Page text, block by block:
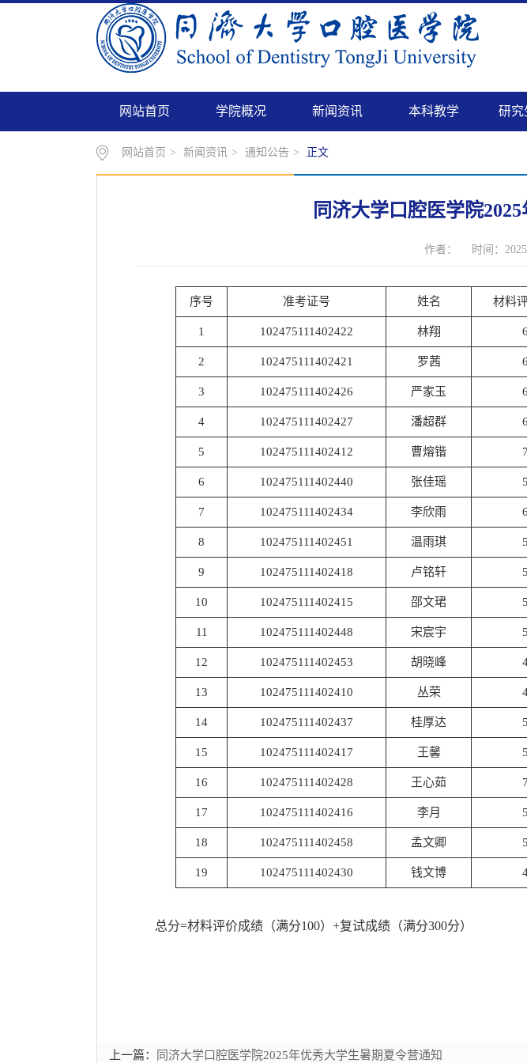
网站首页 学院概况 新闻资讯 本科教学 研究
网站首页 > 新闻资讯 > 通知公告 > 正文
同济大学口腔医学院
作者： 时间：
序号 准考证号 姓名 材料
1 102475111402422 林翔
2 102475111402421 罗茜
3 102475111402426 严家玉
4 102475111402427 潘超群
5 102475111402412 曹熔锴
6 102475111402440 张佳瑶
7 102475111402434 李欣雨
8 102475111402451 温雨琪
9 102475111402418 卢铭轩
10 102475111402415 邵文珺
11 102475111402448 宋宸宇
12 102475111402453 胡晓峰
13 102475111402410 丛荣
14 102475111402437 桂厚达
15 102475111402417 王馨
16 102475111402428 王心茹
17 102475111402416 李月
18 102475111402458 孟文卿
19 102475111402430 钱文博
总分=材料评价成绩（满分100）+复试成绩（满分300分）
上一篇： 同济大学口腔医学院2025年优秀大学生暑期夏令营通知